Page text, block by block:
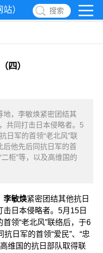
） 搜索
四）
，李敏焕紧密团结其
共同打击日本侵略者。5
日军的首领“老北风”联
后他先后同抗日军的首
二柜”等，以及高维国的
李敏焕紧密团结其他抗日
日本侵略者。5月15日
领“老北风”联络后，于6
日军的首领“爱民”、“忠
高维国的抗日部队取得联